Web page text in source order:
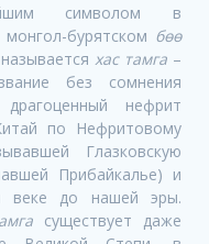
символом в
бурятском бөө
хас тамга–
без сомнения
нефрит
по Нефритовому
Глазковскую
Прибайкалье) и
веке до нашей эры.
существует даже